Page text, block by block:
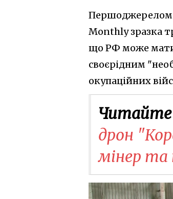
Першоджерелом
Monthly зразка
що РФ може мати
своєрідним
окупаційних
дрон
мінер